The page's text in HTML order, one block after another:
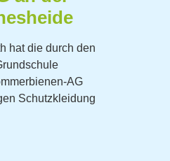
hat die durch den
AG
Schutzkleidung